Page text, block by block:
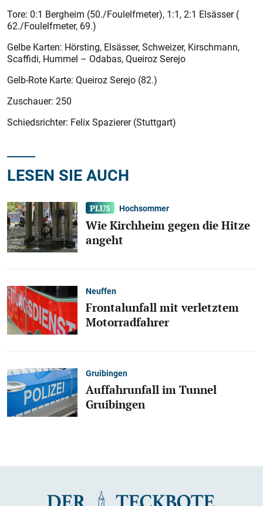
Tore: 0:1 Bergheim (50./Foulelfmeter), 1:1, 2:1 Elsässer (
62./Foulelfmeter, 69.)
Gelbe Karten: Hörsting, Elsässer, Schweizer, Kirschmann,
Scaffidi, Hummel – Odabas, Queiroz Serejo
Gelb-Rote Karte: Queiroz Serejo (82.)
Zuschauer: 250
Schiedsrichter: Felix Spazierer (Stuttgart)
LESEN SIE AUCH
Hochsommer
Wie Kirchheim gegen die Hitze
angeht
Neuffen
Frontalunfall mit verletztem
Motorradfahrer
Gruibingen
Auffahrunfall im Tunnel
Gruibingen